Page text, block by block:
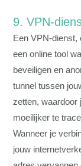
9. VPN-
Een VPN-dienst,
een online tool
beveiligen en
tunnel tussen
zetten, waardoor
moeilijker te
Wanneer je
jouw